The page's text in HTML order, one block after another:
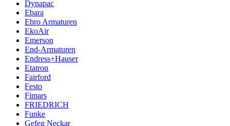
Dynapac
Ebara
Ebro Armaturen
EkoAir
Emerson
End-Armaturen
Endress+Hauser
Etatron
Fairford
Festo
Fimars
FRIEDRICH
Funke
Gefeg Neckar